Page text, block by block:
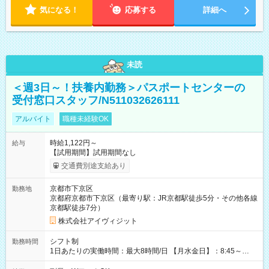
気になる！ 応募する 詳細へ
未読
＜週3日～！扶養内勤務＞パスポートセンターの
受付窓口スタッフ/N511032626111
アルバイト 職種未経験OK
給与
時給1,122円～
【試用期間】試用期間なし
交通費別途支給あり
勤務地
京都市下京区
京都府京都市下京区（最寄り駅：JR京都駅徒歩5分・その他各線
京都駅徒歩7分）
株式会社アイヴィジット
勤務時間
シフト制
1日あたりの実働時間：最大8時間/日 【月水金日】：8:45～
16:30 【火木】：8:45～19:00 週3日～OK、シフト制 ※扶養内